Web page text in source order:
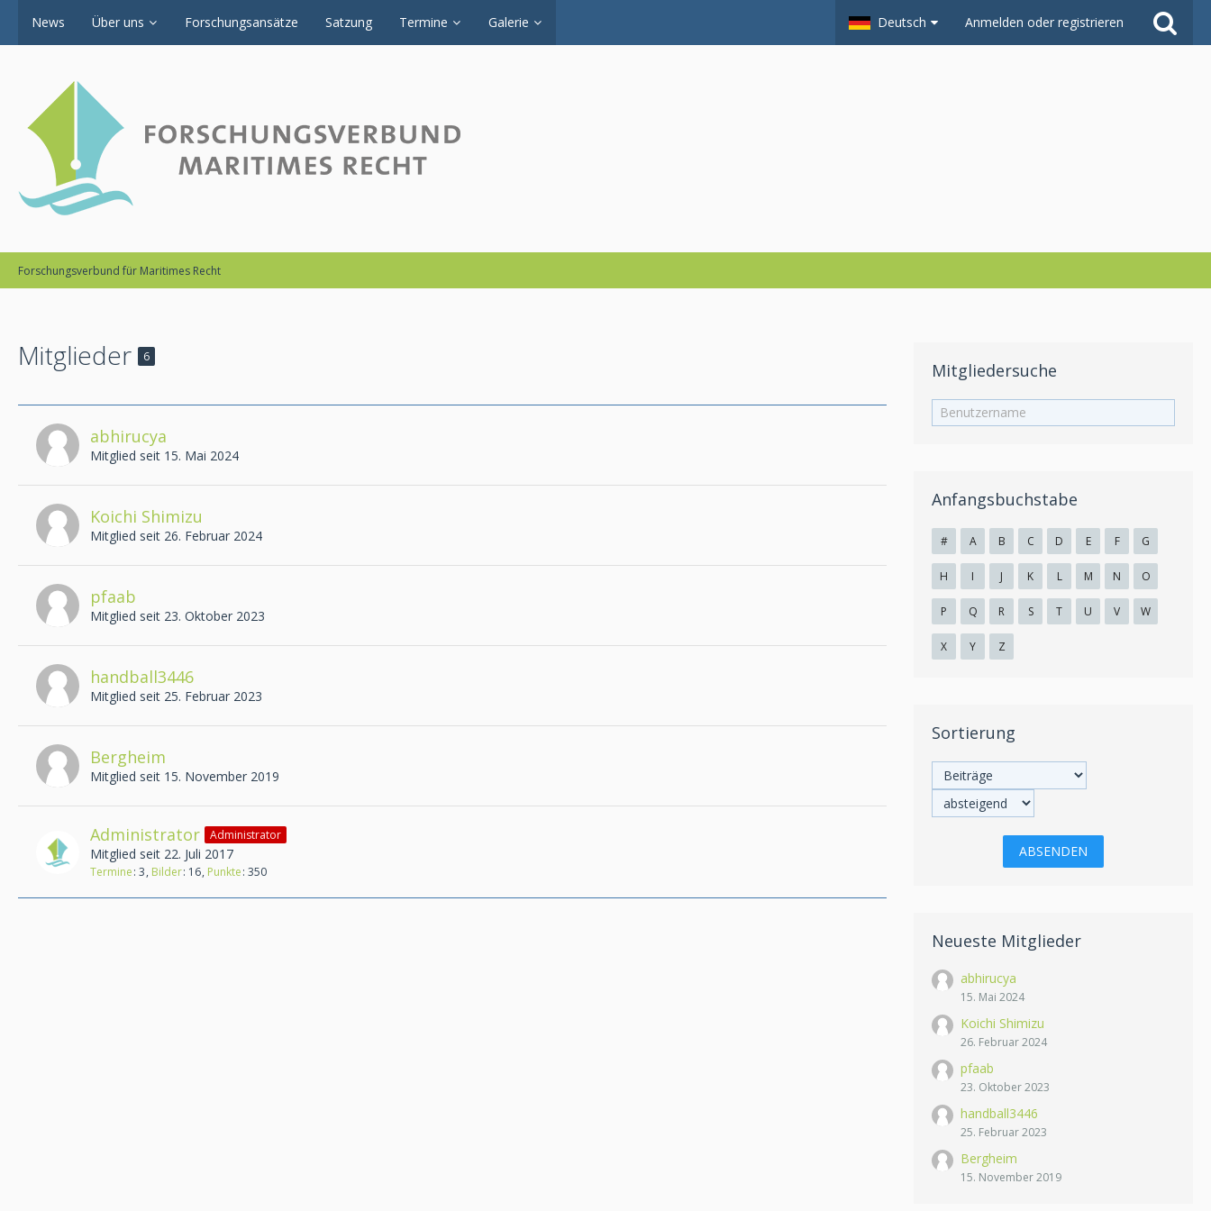
News Über uns Forschungsansätze Satzung Termine Galerie Deutsch Anmelden oder registrieren
Forschungsverbund für Maritimes Recht
Mitglieder 6
abhirucya
Mitglied seit 15. Mai 2024
Koichi Shimizu
Mitglied seit 26. Februar 2024
pfaab
Mitglied seit 23. Oktober 2023
handball3446
Mitglied seit 25. Februar 2023
Bergheim
Mitglied seit 15. November 2019
Administrator Administrator
Mitglied seit 22. Juli 2017
Termine 3 Bilder 16 Punkte 350
Mitgliedersuche
Anfangsbuchstabe
# A B C D E F G
H I J K L M N O
P Q R S T U V W
X Y Z
Sortierung
Neueste Mitglieder
abhirucya
15. Mai 2024
Koichi Shimizu
26. Februar 2024
pfaab
23. Oktober 2023
handball3446
25. Februar 2023
Bergheim
15. November 2019